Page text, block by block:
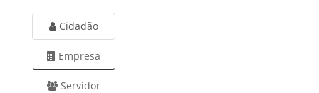
Cidadão
Empresa
Servidor